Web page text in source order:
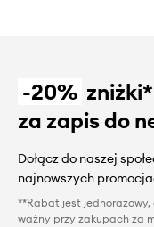
-20%
za zapis do
Dołącz do naszej
najnowszych
**Rabat jest
ważny przy zakupach za